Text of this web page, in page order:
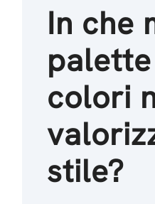
In che
colori
stile?